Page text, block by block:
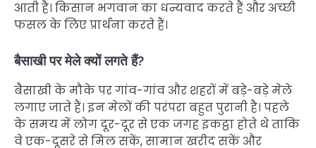
आती है। किसान भगवान का धन्यवाद करते हैं और अच्छी
फसल के लिए प्रार्थना करते हैं।
बैसाखी पर मेले क्यों लगते हैं?
बैसाखी के मौके पर गांव-गांव और शहरों में बड़े-बड़े मेले
लगाए जाते हैं। इन मेलों की परंपरा बहुत पुरानी है। पहले
के समय में लोग दूर-दूर से एक जगह इकट्ठा होते थे ताकि
वे एक-दूसरे से मिल सकें, सामान खरीद सकें और